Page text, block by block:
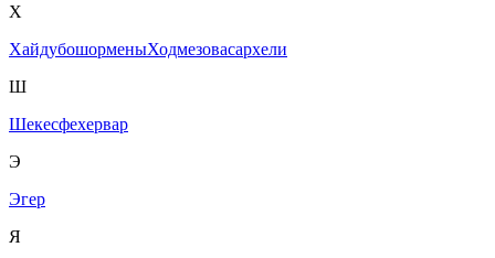
Х
ХайдубошорменыХодмезовасархели
Ш
Шекесфехервар
Э
Эгер
Я